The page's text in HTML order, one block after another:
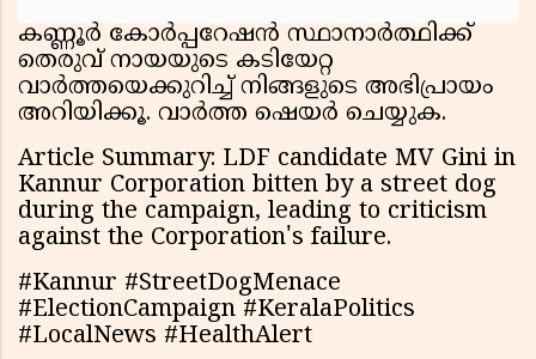
കണ്ണൂർ കോർപ്പറേഷൻ സ്ഥാനാർത്ഥിക്ക്
തെരുവ് നായയുടെ കടിയേറ്റ
വാർത്തയെക്കുറിച്ച് നിങ്ങളുടെ അഭിപ്രായം
അറിയിക്കൂ. വാർത്ത ഷെയർ ചെയ്യുക.
Article Summary: LDF candidate MV Gini in
Kannur Corporation bitten by a street dog
during the campaign, leading to criticism
against the Corporation's failure.
#Kannur #StreetDogMenace
#ElectionCampaign #KeralaPolitics
#LocalNews #HealthAlert